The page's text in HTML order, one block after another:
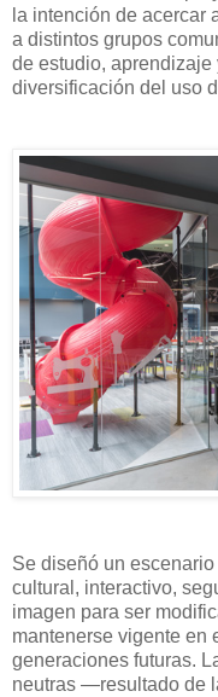
la intención de acercar
a distintos grupos
de estudio, aprendizaje
diversificación del uso
Se diseñó un
cultural, interactivo,
imagen para ser
mantenerse vigente en
generaciones futuras.
neutras —resultado de